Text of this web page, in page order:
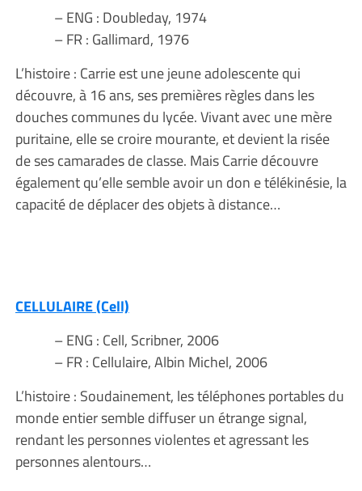
– ENG : Doubleday, 1974
– FR : Gallimard, 1976
L’histoire : Carrie est une jeune adolescente qui
découvre, à 16 ans, ses premières règles dans les
douches communes du lycée. Vivant avec une mère
puritaine, elle se croire mourante, et devient la risée
de ses camarades de classe. Mais Carrie découvre
également qu’elle semble avoir un don e télékinésie, la
capacité de déplacer des objets à distance…
CELLULAIRE (Cell)
– ENG : Cell, Scribner, 2006
– FR : Cellulaire, Albin Michel, 2006
L’histoire : Soudainement, les téléphones portables du
monde entier semble diffuser un étrange signal,
rendant les personnes violentes et agressant les
personnes alentours…